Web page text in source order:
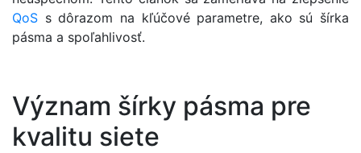
QoS s dôrazom na kľúčové parametre, ako sú šírka
pásma a spoľahlivosť.
Význam šírky pásma pre
kvalitu siete